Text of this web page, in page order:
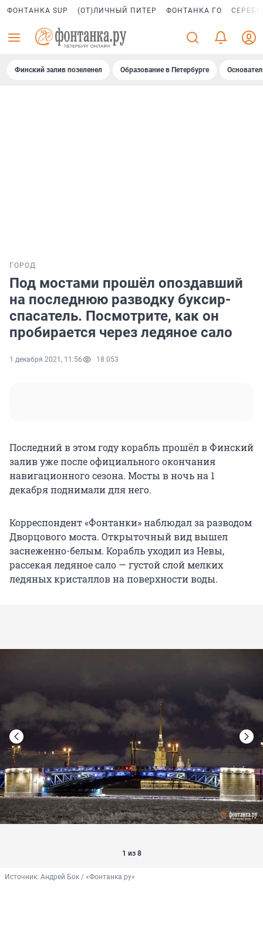
ФОНТАНКА SUP (ОТ)ЛИЧНЫЙ ПИТЕР ФОНТАНКА ГО
Финский залив позеленел Образование в Петербурге
ГОРОД
Под мостами прошёл опоздавший
на последнюю разводку буксир-
спасатель. Посмотрите, как он
пробирается через ледяное сало
1 декабря 2021, 11:56 18 053
Последний в этом году корабль прошёл в Финский
залив уже после официального окончания
навигационного сезона. Мосты в ночь на 1
декабря поднимали для него.
Корреспондент «Фонтанки» наблюдал за разводом
Дворцового моста. Открыточный вид вышел
заснеженно-белым. Корабль уходил из Невы,
рассекая ледяное сало — густой слой мелких
ледяных кристаллов на поверхности воды.
1 из 8
Источник: Андрей Бок / «Фонтанка.ру»